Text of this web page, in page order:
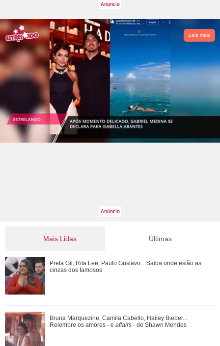
Leia mais
Mais Lidas
Bruna Marquezine, Camila Cabello, Hailey Bieber...
Relembre os amores - e affairs - de Shawn ...
O nome dela deveria ser Pedra? Veja o que mais revelou a
série documental Meu Nome é Preta
Últimas
Preta Gil, Rita Lee, Paulo Gustavo... Saiba onde estão as
cinzas dos famosos
Bruna Marquezine, Camila Cabello, Hailey Bieber...
Relembre os amores - e affairs - de Shawn Mendes